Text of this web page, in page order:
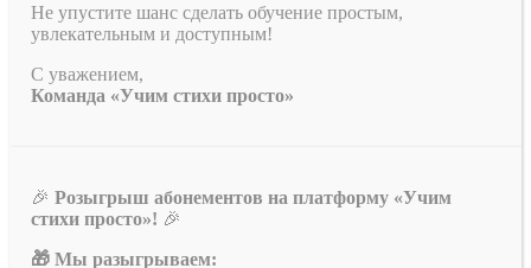
Не упустите шанс сделать обучение простым,
увлекательным и доступным!
С уважением,
Команда «Учим стихи просто»
🎉 Розыгрыш абонементов на платформу «Учим
стихи просто»! 🎉
🎁 Мы разыгрываем: